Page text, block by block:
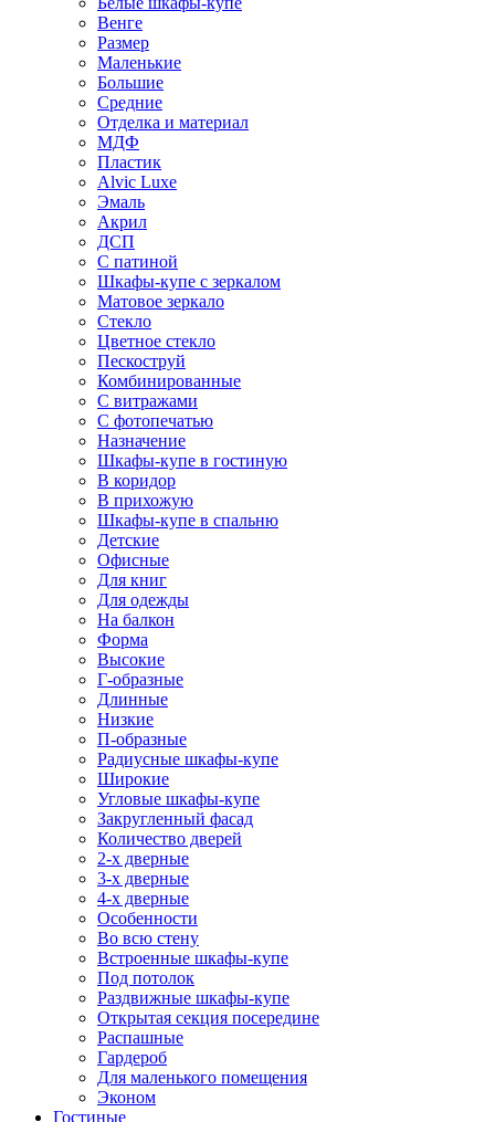
Венге
Размер
Маленькие
Большие
Средние
Отделка и материал
МДФ
Пластик
Alvic Luxe
Эмаль
Акрил
ДСП
С патиной
Шкафы-купе с зеркалом
Матовое зеркало
Стекло
Цветное стекло
Пескоструй
Комбинированные
С витражами
С фотопечатью
Назначение
Шкафы-купе в гостиную
В коридор
В прихожую
Шкафы-купе в спальню
Детские
Офисные
Для книг
Для одежды
На балкон
Форма
Высокие
Г-образные
Длинные
Низкие
П-образные
Радиусные шкафы-купе
Широкие
Угловые шкафы-купе
Закругленный фасад
Количество дверей
2-х дверные
3-х дверные
4-х дверные
Особенности
Во всю стену
Встроенные шкафы-купе
Под потолок
Раздвижные шкафы-купе
Открытая секция посередине
Распашные
Гардероб
Для маленького помещения
Эконом
Гостиные